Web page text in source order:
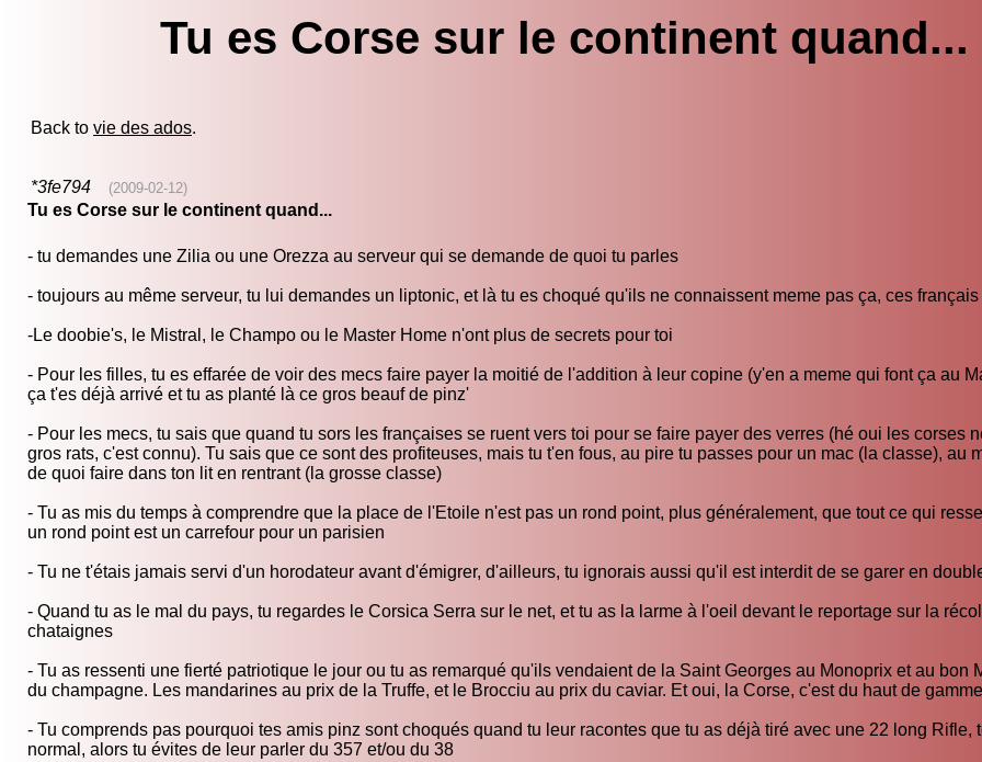
Tu es Corse sur le continent quand...
Back to vie des ados.
*3fe794 (2009-02-12)
Tu es Corse sur le continent quand...
- tu demandes une Zilia ou une Orezza au serveur qui se demande de quoi tu parles
- toujours au même serveur, tu lui demandes un liptonic, et là tu es choqué qu'ils ne connaissent meme pas ça, ces français
-Le doobie's, le Mistral, le Champo ou le Master Home n'ont plus de secrets pour toi
- Pour les filles, tu es effarée de voir des mecs faire payer la moitié de l'addition à leur copine (y'en a meme qui font ça au
ça t'es déjà arrivé et tu as planté là ce gros beauf de pinz'
- Pour les mecs, tu sais que quand tu sors les françaises se ruent vers toi pour se faire payer des verres (hé oui les corses
gros rats, c'est connu). Tu sais que ce sont des profiteuses, mais tu t'en fous, au pire tu passes pour un mac (la classe), au
de quoi faire dans ton lit en rentrant (la grosse classe)
- Tu as mis du temps à comprendre que la place de l'Etoile n'est pas un rond point, plus généralement, que tout ce qui
un rond point est un carrefour pour un parisien
- Tu ne t'étais jamais servi d'un horodateur avant d'émigrer, d'ailleurs, tu ignorais aussi qu'il est interdit de se garer en
- Quand tu as le mal du pays, tu regardes le Corsica Serra sur le net, et tu as la larme à l'oeil devant le reportage sur la
chataignes
- Tu as ressenti une fierté patriotique le jour ou tu as remarqué qu'ils vendaient de la Saint Georges au Monoprix et au bon
du champagne. Les mandarines au prix de la Truffe, et le Brocciu au prix du caviar. Et oui, la Corse, c'est du haut de
- Tu comprends pas pourquoi tes amis pinz sont choqués quand tu leur racontes que tu as déjà tiré avec une 22 long Rifle,
normal, alors tu évites de leur parler du 357 et/ou du 38